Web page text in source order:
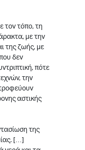
τον τόπο, τη
με την
της ζωής, με
δεν
πότε
την
αστικής
της
[…]